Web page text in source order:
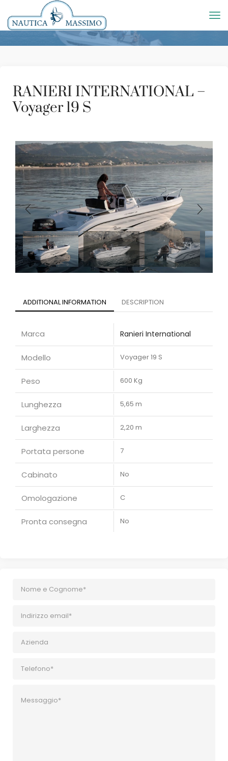
RANIERI INTERNATIONAL –
Voyager 19 S
ADDITIONAL INFORMATION DESCRIPTION
Marca Ranieri International
Modello Voyager 19 S
Peso 600 Kg
Lunghezza 5,65 m
Larghezza 2,20 m
Portata persone 7
Cabinato No
Omologazione C
Pronta consegna No